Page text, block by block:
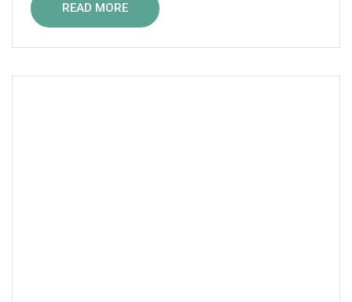
READ MORE